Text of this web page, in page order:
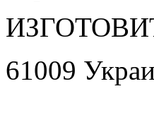
61009